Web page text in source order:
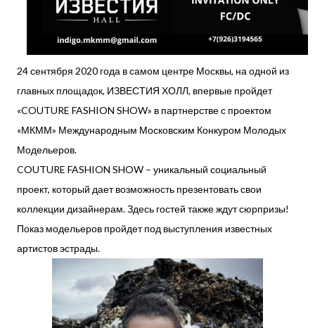
24 сентября 2020 года в самом центре Москвы, на одной из
главных площадок, ИЗВЕСТИЯ ХОЛЛ, впервые пройдет
«COUTURE FASHION SHOW» в партнерстве с проектом
«МКММ» Международным Московским Конкуром Молодых
Модельеров.
COUTURE FASHION SHOW – уникальный социальный
проект, который дает возможность презентовать свои
коллекции дизайнерам. Здесь гостей также ждут сюрпризы!
Показ модельеров пройдет под выступления известных
артистов эстрады.